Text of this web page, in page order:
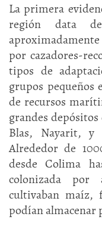
La primera
región data
por cazadores-
tipos de
grupos pequeños
de recursos
grandes depósitos
Blas, Nayarit, y
Alrededor de
desde Colima
colonizada por
cultivaban maíz,
podían almacenar